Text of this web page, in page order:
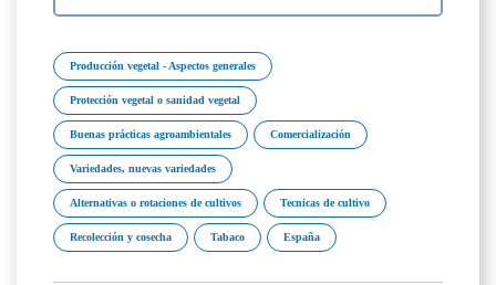
Producción vegetal - Aspectos generales
Protección vegetal o sanidad vegetal
Buenas prácticas agroambientales Comercialización
Variedades, nuevas variedades
Alternativas o rotaciones de cultivos Tecnicas de cultivo
Recolección y cosecha Tabaco España